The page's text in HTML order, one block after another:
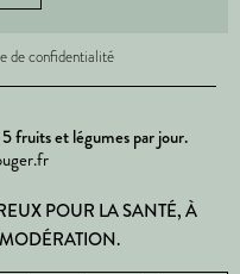
de confidentialité
fruits et légumes par jour.
POUR LA SANTÉ, À